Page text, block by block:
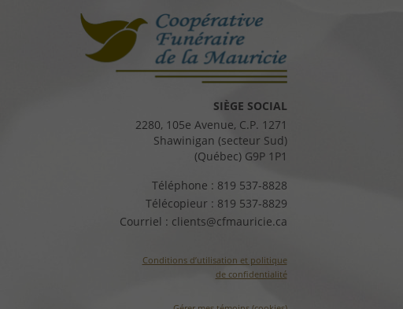
SIÈGE SOCIAL
2280, 105e Avenue, C.P. 1271
Shawinigan (secteur Sud)
(Québec) G9P 1P1
Téléphone : 819 537-8828
Télécopieur : 819 537-8829
Courriel : clients@cfmauricie.ca
Conditions d’utilisation et politique
de confidentialité